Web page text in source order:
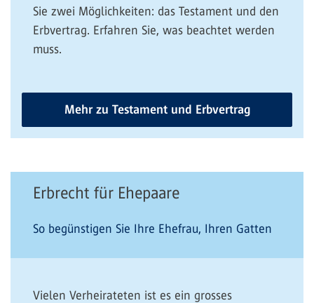
Sie zwei Möglichkeiten: das Testament und den
Erbvertrag. Erfahren Sie, was beachtet werden
muss.
Mehr zu Testament und Erbvertrag
Erbrecht für Ehepaare
So begünstigen Sie Ihre Ehefrau, Ihren Gatten
Vielen Verheirateten ist es ein grosses